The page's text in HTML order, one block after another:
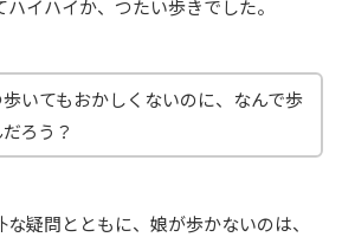
イハイか、つたい歩きでした。
いてもおかしくないのに、なんで歩
ろう？
疑問とともに、娘が歩かないのは、